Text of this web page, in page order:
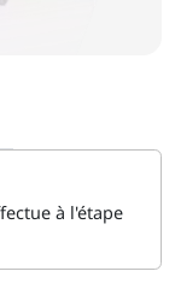
à l'étape